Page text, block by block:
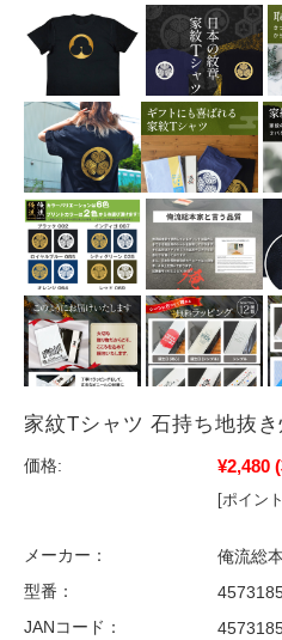
家紋Tシャツ 石持ち地抜
価格: ¥2,480
[ポイン
メーカー：
俺流総
型番：
JANコード：